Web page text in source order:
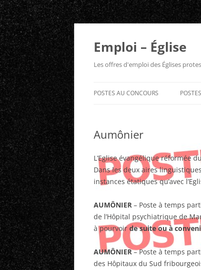
Aller
Emploi – Église
Les offres d'emploi des Églises
POSTES AU CONCOURS
Aumônier
L’Eglise évangélique réformée
Dans les deux aires
instances étatiques qu’avec
AUMÔNIER – Poste à temps
de l’Hôpital psychiatrique de
à pourvoirde suite ou à
AUMÔNIER– Poste à temps
des Hôpitaux du Sud